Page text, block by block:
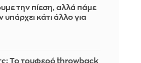
την πίεση, αλλά πάμε
υπάρχει κάτι άλλο για
Το τρυφερό throwback